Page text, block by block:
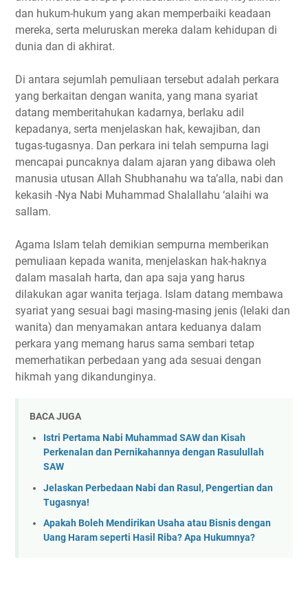
dan hukum-hukum yang akan memperbaiki keadaan
mereka, serta meluruskan mereka dalam kehidupan di
dunia dan di akhirat.
Di antara sejumlah pemuliaan tersebut adalah perkara
yang berkaitan dengan wanita, yang mana syariat
datang memberitahukan kadarnya, berlaku adil
kepadanya, serta menjelaskan hak, kewajiban, dan
tugas-tugasnya. Dan perkara ini telah sempurna lagi
mencapai puncaknya dalam ajaran yang dibawa oleh
manusia utusan Allah Shubhanahu wa ta’alla, nabi dan
kekasih -Nya Nabi Muhammad Shalallahu ‘alaihi wa
sallam.
Agama Islam telah demikian sempurna memberikan
pemuliaan kepada wanita, menjelaskan hak-haknya
dalam masalah harta, dan apa saja yang harus
dilakukan agar wanita terjaga. Islam datang membawa
syariat yang sesuai bagi masing-masing jenis (lelaki dan
wanita) dan menyamakan antara keduanya dalam
perkara yang memang harus sama sembari tetap
memerhatikan perbedaan yang ada sesuai dengan
hikmah yang dikandunginya.
BACA JUGA
Istri Pertama Nabi Muhammad SAW dan Kisah
Perkenalan dan Pernikahannya dengan Rasulullah
SAW
Jelaskan Perbedaan Nabi dan Rasul, Pengertian dan
Tugasnya!
Apakah Boleh Mendirikan Usaha atau Bisnis dengan
Uang Haram seperti Hasil Riba? Apa Hukumnya?